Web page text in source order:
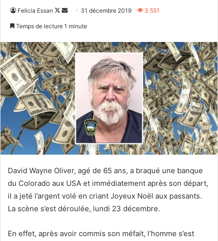
Felicia Essan
Follow
Envoyer31 décembre 2019 3 551
Temps de lecture 1 minute
David Wayne Oliver, agé de 65 ans, a braqué une banque
du Colorado aux USA et immédiatement après son départ,
il a jeté l’argent volé en criant Joyeux Noël aux passants.
La scène s’est déroulée, lundi 23 décembre.
En effet, après avoir commis son méfait, l’homme s’est